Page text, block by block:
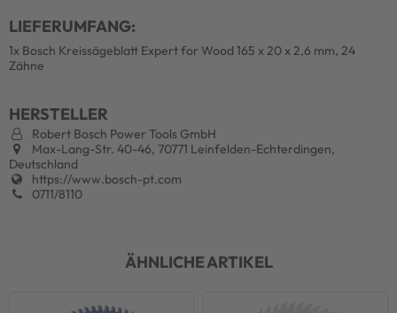
LIEFERUMFANG:
1x Bosch Kreissägeblatt Expert for Wood 165 x 20 x 2,6 mm, 24
Zähne
HERSTELLER
Robert Bosch Power Tools GmbH
Max-Lang-Str. 40-46, 70771 Leinfelden-Echterdingen,
Deutschland
https://www.bosch-pt.com
0711/8110
ÄHNLICHE ARTIKEL